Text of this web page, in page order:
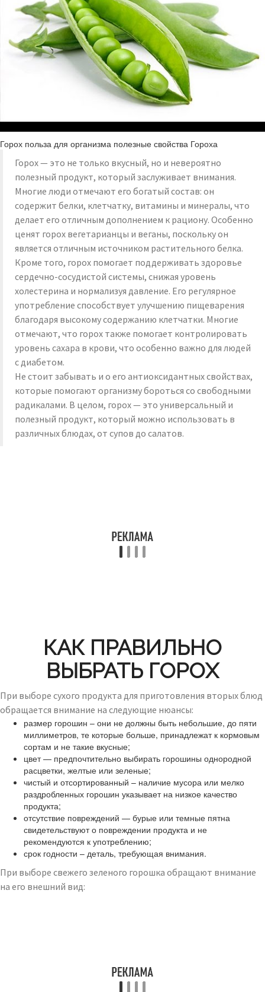
Горох польза для организма полезные свойства Гороха
Горох — это не только вкусный, но и невероятно
полезный продукт, который заслуживает внимания.
Многие люди отмечают его богатый состав: он
содержит белки, клетчатку, витамины и минералы, что
делает его отличным дополнением к рациону. Особенно
ценят горох вегетарианцы и веганы, поскольку он
является отличным источником растительного белка.
Кроме того, горох помогает поддерживать здоровье
сердечно-сосудистой системы, снижая уровень
холестерина и нормализуя давление. Его регулярное
употребление способствует улучшению пищеварения
благодаря высокому содержанию клетчатки. Многие
отмечают, что горох также помогает контролировать
уровень сахара в крови, что особенно важно для людей
с диабетом.
Не стоит забывать и о его антиоксидантных свойствах,
которые помогают организму бороться со свободными
радикалами. В целом, горох — это универсальный и
полезный продукт, который можно использовать в
различных блюдах, от супов до салатов.
КАК ПРАВИЛЬНО
ВЫБРАТЬ ГОРОХ
При выборе сухого продукта для приготовления вторых блюд
обращается внимание на следующие нюансы:
размер горошин – они не должны быть небольшие, до пяти
миллиметров, те которые больше, принадлежат к кормовым
сортам и не такие вкусные;
цвет — предпочтительно выбирать горошины однородной
расцветки, желтые или зеленые;
чистый и отсортированный – наличие мусора или мелко
раздробленных горошин указывает на низкое качество
продукта;
отсутствие повреждений — бурые или темные пятна
свидетельствуют о повреждении продукта и не
рекомендуются к употреблению;
срок годности – деталь, требующая внимания.
При выборе свежего зеленого горошка обращают внимание
на его внешний вид: